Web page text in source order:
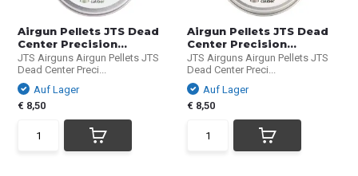
Airgun Pellets JTS Dead
Center Precision...
JTS Airguns Airgun Pellets JTS
Dead Center Preci...
Auf Lager
€ 8,50
Airgun Pellets JTS Dead
Center Precision...
JTS Airguns Airgun Pellets JTS
Dead Center Preci...
Auf Lager
€ 8,50